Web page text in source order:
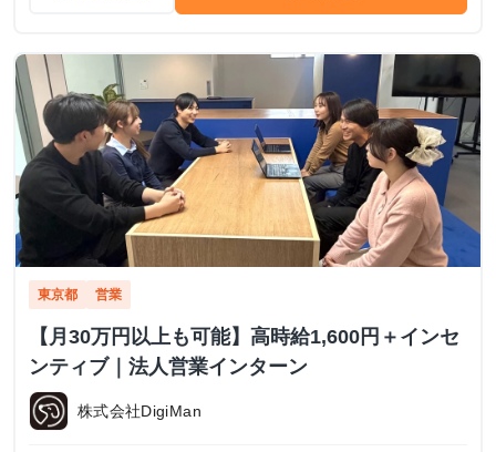
東京都 営業
【月30万円以上も可能】高時給1,600円＋インセ
ンティブ｜法人営業インターン
株式会社DigiMan